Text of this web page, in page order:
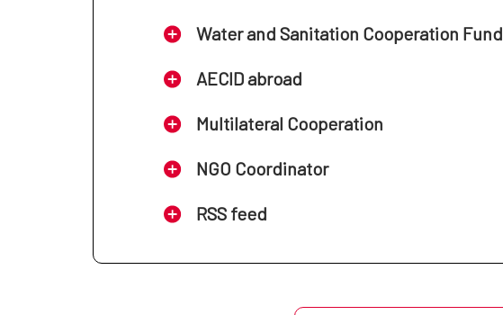
Water and Sanitation Cooperation Fund
AECID abroad
Multilateral Cooperation
NGO Coordinator
RSS feed